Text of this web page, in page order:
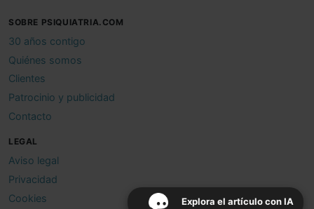
Explora el artículo con IA
SOBRE PSIQUIATRIA.COM
30 años contigo
Quiénes somos
Clientes
Patrocinio y publicidad
Contacto
LEGAL
Aviso legal
Privacidad
Cookies